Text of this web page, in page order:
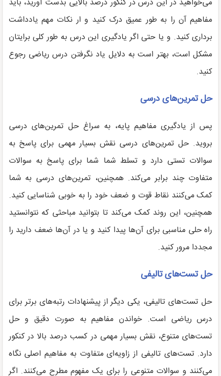
می‌خواهید در این درس در کنکور درصد بالایی بدست آورید، باید
مفاهیم آن را به طور عمیق درک کنید و ار نکات مهم یادداشت
برداری کنید. و یا حتی اگر یادگیری این درس به طور کلی برایتان
مشکل است، بهتر است به دلایل یاد نگرفتن درس ریاضی رجوع
کنید.
حل تمرین‌های درسی
پس از یادگیری مفاهیم پایه، به سراغ حل تمرین‌های درسی
بروید. حل تمرین‌های درسی نقش بسیار مهمی برای پاسخ به
سوالات تستی دارد و تسلط شما شما برای پاسخ به سوالات
متفاوت چند برابر می‌کند. همچنین، تمرین‌های درسی به شما
کمک می‌کنند نقاط قوت و ضعف خود را به خوبی شناسایی کنید.
همچنین، این روند کمک می‌کند تا بتوانید مباحثی که نتوانستید
راه حلی مناسبی برای آن‌ها پیدا کنید و یا در آن‌ها ضعف دارید را
مجددا مرور کنید.
حل تست‌های تالیفی
حل تست‌های تالیفی، یکی دیگر از پیشنهادات رتبه‌های برتر برای
درس ریاضی است. خواندن مفاهیم به صورت دقیق و حل
تست‌های متنوع، نقش بسیار مهمی در کسب درصد بالا در کنکور
دارد. تست‌های تالیفی از زاویه‌ای متفاوت به مفاهیم اصلی نگاه
می‌کنند و سوالات متنوعی را برای یک مفهوم مطرح می‌کنند. اگر